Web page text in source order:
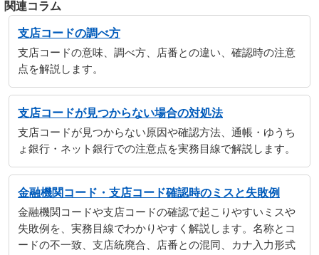
関連コラム
支店コードの調べ方
支店コードの意味、調べ方、店番との違い、確認時の注意
点を解説します。
支店コードが見つからない場合の対処法
支店コードが見つからない原因や確認方法、通帳・ゆうち
ょ銀行・ネット銀行での注意点を実務目線で解説します。
金融機関コード・支店コード確認時のミスと失敗例
金融機関コードや支店コードの確認で起こりやすいミスや
失敗例を、実務目線でわかりやすく解説します。名称とコ
ードの不一致、支店統廃合、店番との混同、カナ入力形式